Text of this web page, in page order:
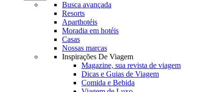
Busca avançada
Resorts
Aparthotéis
Moradia em hotéis
Casas
Nossas marcas
Inspirações De Viagem
Magazine, sua revista de viagem
Dicas e Guias de Viagem
Comida e Bebida